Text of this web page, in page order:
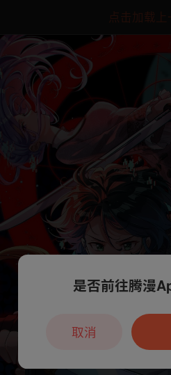
点击加载上
本章节仅支持App阅
户7天免
是否前往腾漫
取消